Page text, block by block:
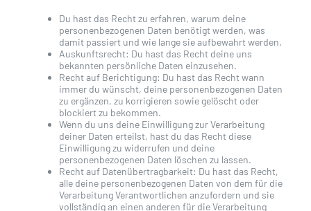
Du hast das Recht zu erfahren, warum deine
personenbezogenen Daten benötigt werden, was
damit passiert und wie lange sie aufbewahrt werden.
Auskunftsrecht: Du hast das Recht deine uns
bekannten persönliche Daten einzusehen.
Recht auf Berichtigung: Du hast das Recht wann
immer du wünscht, deine personenbezogenen Daten
zu ergänzen, zu korrigieren sowie gelöscht oder
blockiert zu bekommen.
Wenn du uns deine Einwilligung zur Verarbeitung
deiner Daten erteilst, hast du das Recht diese
Einwilligung zu widerrufen und deine
personenbezogenen Daten löschen zu lassen.
Recht auf Datenübertragbarkeit: Du hast das Recht,
alle deine personenbezogenen Daten von dem für die
Verarbeitung Verantwortlichen anzufordern und sie
vollständig an einen anderen für die Verarbeitung